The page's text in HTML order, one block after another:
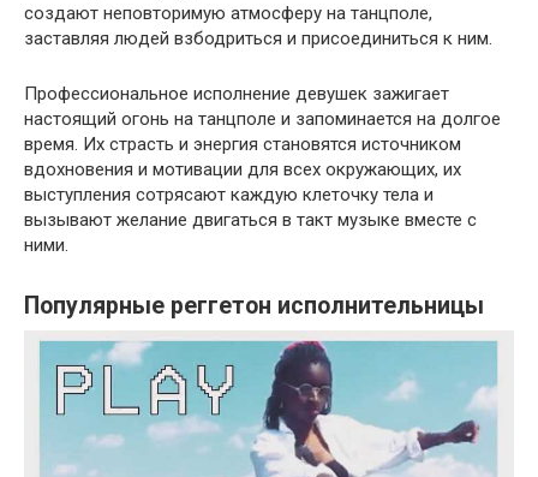
создают неповторимую атмосферу на танцполе,
заставляя людей взбодриться и присоединиться к ним.
Профессиональное исполнение девушек зажигает
настоящий огонь на танцполе и запоминается на долгое
время. Их страсть и энергия становятся источником
вдохновения и мотивации для всех окружающих, их
выступления сотрясают каждую клеточку тела и
вызывают желание двигаться в такт музыке вместе с
ними.
Популярные реггетон исполнительницы